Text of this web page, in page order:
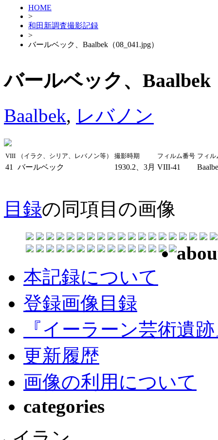
HOME
>
和田新調査撮影記録
>
バールベック、Baalbek（08_041.jpg）
バールベック、Baalbek
Baalbek, レバノン
VIII （イラク、シリア、レバノン等） 撮影時期 フィルム番号 フィル
41 バールベック 1930.2、3月 VIII-41
目録の同項目の画像
本記録について
登録画像目録
『イーラーン芸術遺
更新履歴
画像の利用について
categories